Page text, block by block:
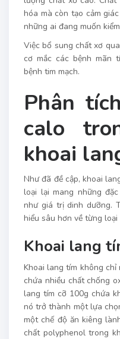
hóa mà còn tạo cảm
những ai đang muốn
Việc bổ sung chất xơ
cơ mắc các bệnh mãn
bệnh tim mạch.
Phân
calo
khoai
Như đã đề cập, khoai
loại lại mang những
như giá trị dinh dưỡng.
hiểu sâu hơn về từng
Khoai lang
Khoai lang tím không chỉ
chứa nhiều chất chống
lang tím cỡ 100g chứa
nó trở thành một lựa
một chế độ ăn kiêng
chất polyphenol trong